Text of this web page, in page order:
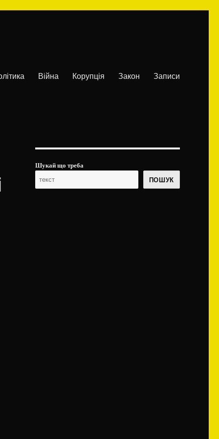
Війна Корупція Закон Записи
Шукай що треба
ПОШУК